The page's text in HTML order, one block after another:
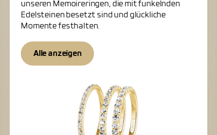
unseren Memoireringen, die mit funkelnden
Edelsteinen besetzt sind und glückliche
Momente festhalten.
Alle anzeigen